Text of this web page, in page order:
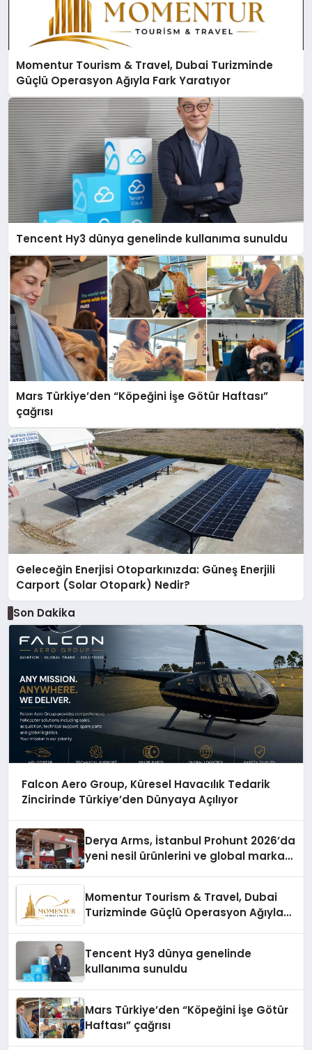
Momentur Tourism & Travel, Dubai Turizminde
Güçlü Operasyon Ağıyla Fark Yaratıyor
Tencent Hy3 dünya genelinde kullanıma sunuldu
Mars Türkiye’den “Köpeğini İşe Götür Haftası”
çağrısı
Geleceğin Enerjisi Otoparkınızda: Güneş Enerjili
Carport (Solar Otopark) Nedir?
Son Dakika
Falcon Aero Group, Küresel Havacılık Tedarik
Zincirinde Türkiye’den Dünyaya Açılıyor
Derya Arms, İstanbul Prohunt 2026’da
yeni nesil ürünlerini ve global marka
Momentur Tourism & Travel, Dubai
Turizminde Güçlü Operasyon Ağıyla
Tencent Hy3 dünya genelinde
kullanıma sunuldu
Mars Türkiye’den “Köpeğini İşe Götür
Haftası” çağrısı